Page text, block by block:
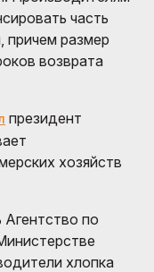
часть
причем размер
возврата
президент
хозяйств
по
хлопка